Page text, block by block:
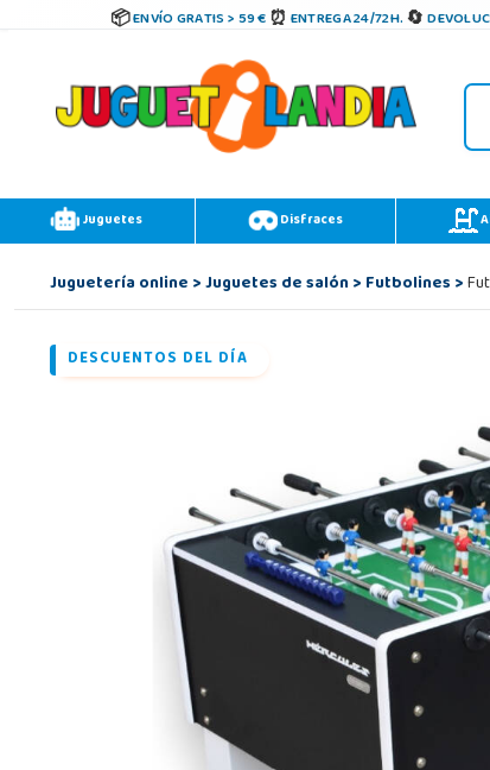
ENVÍO GRATIS > 59 € ENTREGA 24/72H.
Juguetes Disfraces
Juguetería online>Juguetes de salón>Futbolines>
DESCUENTOS DEL DÍA